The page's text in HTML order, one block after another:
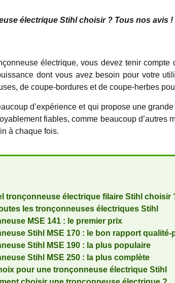
électrique Stihl choisir ? Tous nos avis !
électrique, vous devez tenir
dont vous avez besoin pour votre
de coupe-bordures et de coupe-herbes
d’expérience et qui propose une
fiables, comme beaucoup d’autres
à chaque fois.
tronçonneuse électrique filaire Stihl choisir
les tronçonneuses électriques Stihl
MSE 141 : le premier prix
Stihl MSE 170 : le bon rapport qualité-
Stihl MSE 190 : la plus populaire
Stihl MSE 250 : la plus complète
pour une tronçonneuse électrique Stihl